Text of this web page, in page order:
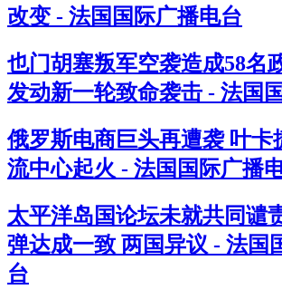
改变 - 法国国际广播电台
也门胡塞叛军空袭造成58名
发动新一轮致命袭击 - 法国
俄罗斯电商巨头再遭袭 叶卡
流中心起火 - 法国国际广播
太平洋岛国论坛未就共同谴
弹达成一致 两国异议 - 法国
台